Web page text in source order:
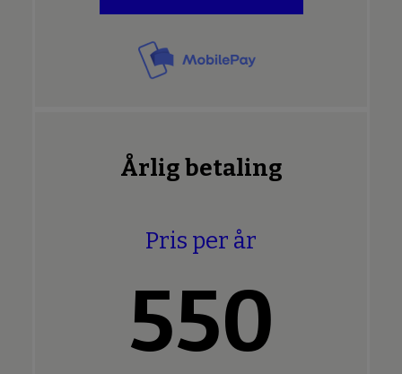
Årlig betaling
Pris per år
550